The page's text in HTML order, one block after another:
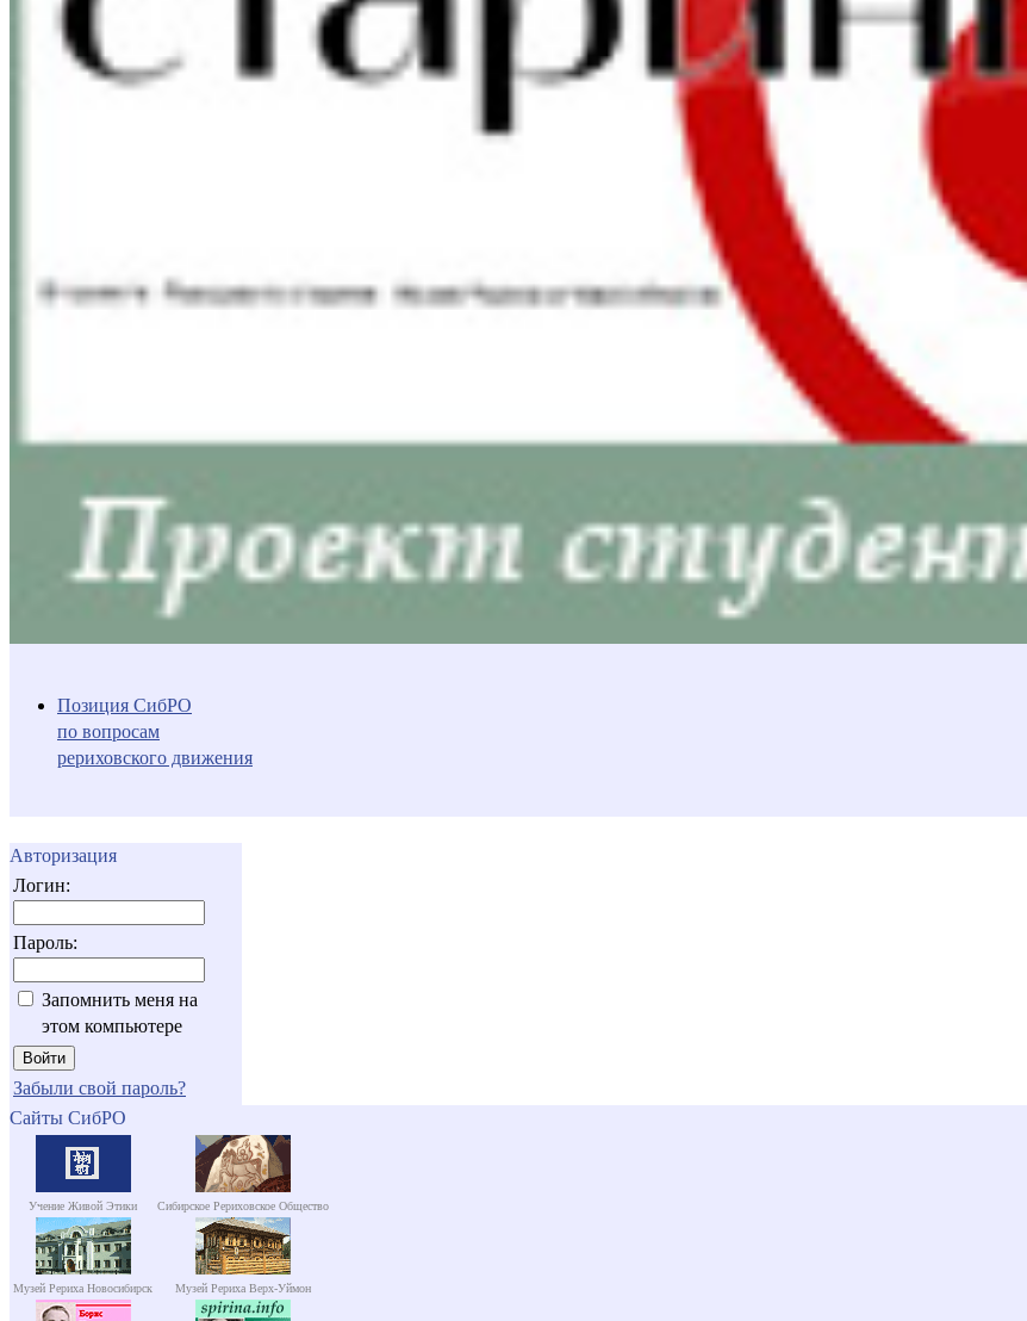
Позиция СибРО
по вопросам
рериховского движения
Авторизация
Логин:
Пароль:
Запомнить меня на
этом компьютере
Забыли свой пароль?
Сайты СибРО
Учение Живой Этики Сибирское Рериховское Общество
Музей Рериха Новосибирск Музей Рериха Верх-Уймон